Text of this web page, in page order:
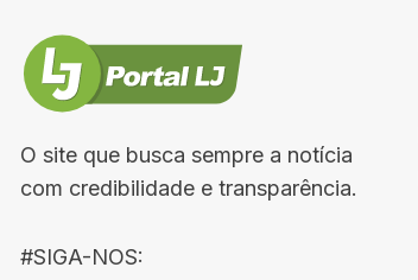
O site que busca sempre a notícia
com credibilidade e transparência.
#SIGA-NOS: